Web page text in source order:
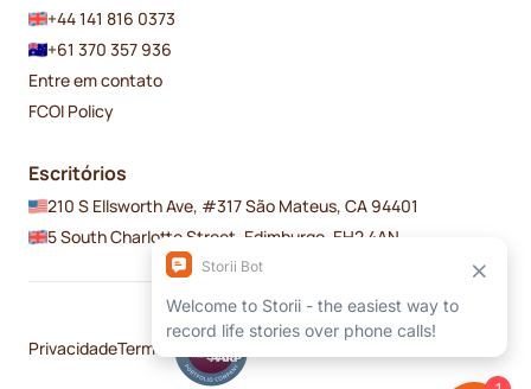
+44 141 816 0373
+61 370 357 936
Entre em contato
FCOI Policy
Escritórios
210 S Ellsworth Ave, #317 São Mateus, CA 94401
5 South Charlotte Street, Edimburgo, EH2 4AN
PrivacidadeTermos